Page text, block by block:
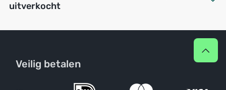
uitverkocht
Veilig betalen